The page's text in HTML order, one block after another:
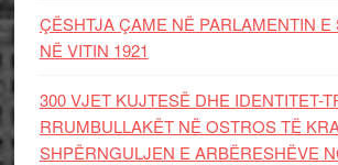
ÇËSHTJA ÇAME NË PARLAMENTIN E
NË VITIN 1921
300 VJET KUJTESË DHE IDENTITET-
RRUMBULLAKËT NË OSTROS TË
SHPËRNGULJEN E ARBËRESHËVE